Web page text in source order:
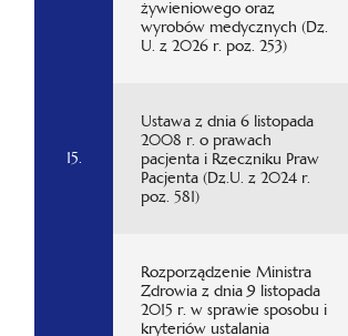
żywieniowego oraz
wyrobów medycznych (Dz.
U. z 2026 r. poz. 253)
15.
Ustawa z dnia 6 listopada
2008 r. o prawach
pacjenta i Rzeczniku Praw
Pacjenta (Dz.U. z 2024 r.
poz. 581)
Rozporządzenie Ministra
Zdrowia z dnia 9 listopada
2015 r. w sprawie sposobu i
kryteriów ustalania